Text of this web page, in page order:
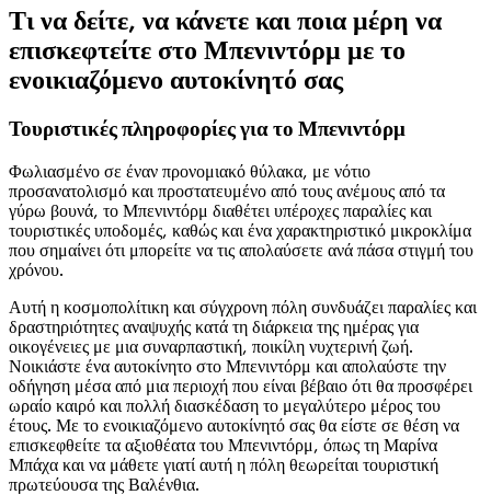
Τι να δείτε, να κάνετε και ποια μέρη να
επισκεφτείτε στο Μπενιντόρμ με το
ενοικιαζόμενο αυτοκίνητό σας
Τουριστικές πληροφορίες για το Μπενιντόρμ
Φωλιασμένο σε έναν προνομιακό θύλακα, με νότιο
προσανατολισμό και προστατευμένο από τους ανέμους από τα
γύρω βουνά, το Μπενιντόρμ διαθέτει υπέροχες παραλίες και
τουριστικές υποδομές, καθώς και ένα χαρακτηριστικό μικροκλίμα
που σημαίνει ότι μπορείτε να τις απολαύσετε ανά πάσα στιγμή του
χρόνου.
Αυτή η κοσμοπολίτικη και σύγχρονη πόλη συνδυάζει παραλίες και
δραστηριότητες αναψυχής κατά τη διάρκεια της ημέρας για
οικογένειες με μια συναρπαστική, ποικίλη νυχτερινή ζωή.
Νοικιάστε ένα αυτοκίνητο στο Μπενιντόρμ και απολαύστε την
οδήγηση μέσα από μια περιοχή που είναι βέβαιο ότι θα προσφέρει
ωραίο καιρό και πολλή διασκέδαση το μεγαλύτερο μέρος του
έτους. Με το ενοικιαζόμενο αυτοκίνητό σας θα είστε σε θέση να
επισκεφθείτε τα αξιοθέατα του Μπενιντόρμ, όπως τη Μαρίνα
Μπάχα και να μάθετε γιατί αυτή η πόλη θεωρείται τουριστική
πρωτεύουσα της Βαλένθια.